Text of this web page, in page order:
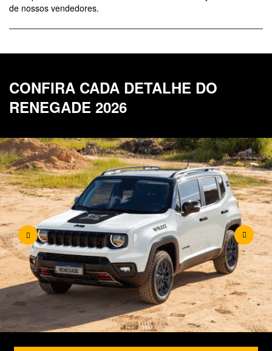
de nossos vendedores.
CONFIRA CADA DETALHE DO
RENEGADE 2026